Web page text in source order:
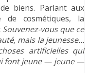
biens. Parlant aux
de cosmétiques, la
Souvenez-vous que ce
mais la jeunesse…
artificielles qui
font jeune — jeune —